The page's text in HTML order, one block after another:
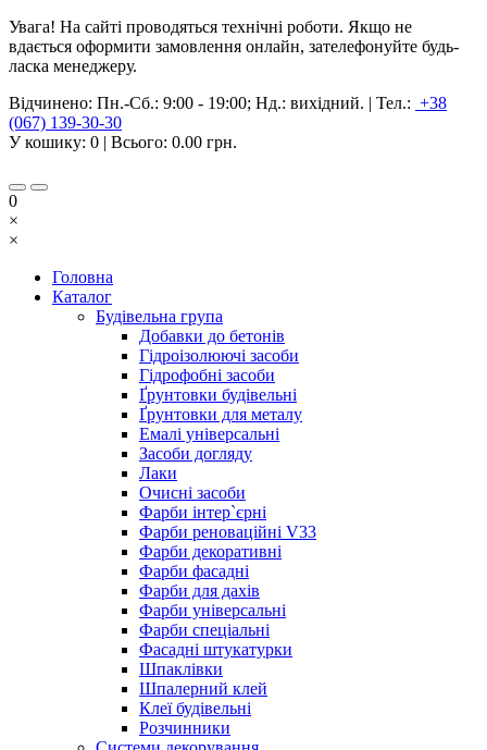
Увага! На сайті проводяться технічні роботи. Якщо не
вдається оформити замовлення онлайн, зателефонуйте будь-
ласка менеджеру.
Відчинено: Пн.-Сб.: 9:00 - 19:00; Нд.: вихідний. | Тел.: +38
(067) 139-30-30
У кошику: 0 | Всього: 0.00 грн.
0
×
×
Головна
Каталог
Будівельна група
Добавки до бетонів
Гідроізолюючі засоби
Гідрофобні засоби
Ґрунтовки будівельні
Ґрунтовки для металу
Емалі універсальні
Засоби догляду
Лаки
Очисні засоби
Фарби інтер`єрні
Фарби реноваційні V33
Фарби декоративні
Фарби фасадні
Фарби для дахів
Фарби універсальні
Фарби спеціальні
Фасадні штукатурки
Шпаклівки
Шпалерний клей
Клеї будівельні
Розчинники